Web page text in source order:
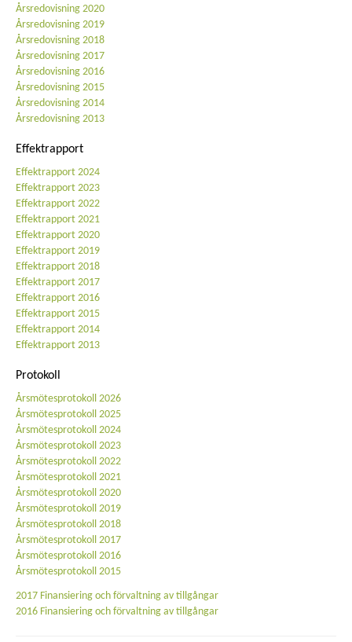
Årsredovisning 2020
Årsredovisning 2019
Årsredovisning 2018
Årsredovisning 2017
Årsredovisning 2016
Årsredovisning 2015
Årsredovisning 2014
Årsredovisning 2013
Effektrapport
Effektrapport 2024
Effektrapport 2023
Effektrapport 2022
Effektrapport 2021
Effektrapport 2020
Effektrapport 2019
Effektrapport 2018
Effektrapport 2017
Effektrapport 2016
Effektrapport 2015
Effektrapport 2014
Effektrapport 2013
Protokoll
Årsmötesprotokoll 2026
Årsmötesprotokoll 2025
Årsmötesprotokoll 2024
Årsmötesprotokoll 2023
Årsmötesprotokoll 2022
Årsmötesprotokoll 2021
Årsmötesprotokoll 2020
Årsmötesprotokoll 2019
Årsmötesprotokoll 2018
Årsmötesprotokoll 2017
Årsmötesprotokoll 2016
Årsmötesprotokoll 2015
2017 Finansiering och förvaltning av tillgångar
2016 Finansiering och förvaltning av tillgångar